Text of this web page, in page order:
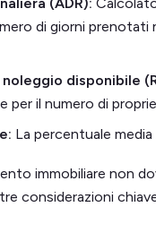
di giorni prenotati
disponibile
il numero di
La percentuale
immobiliare non
considerazioni